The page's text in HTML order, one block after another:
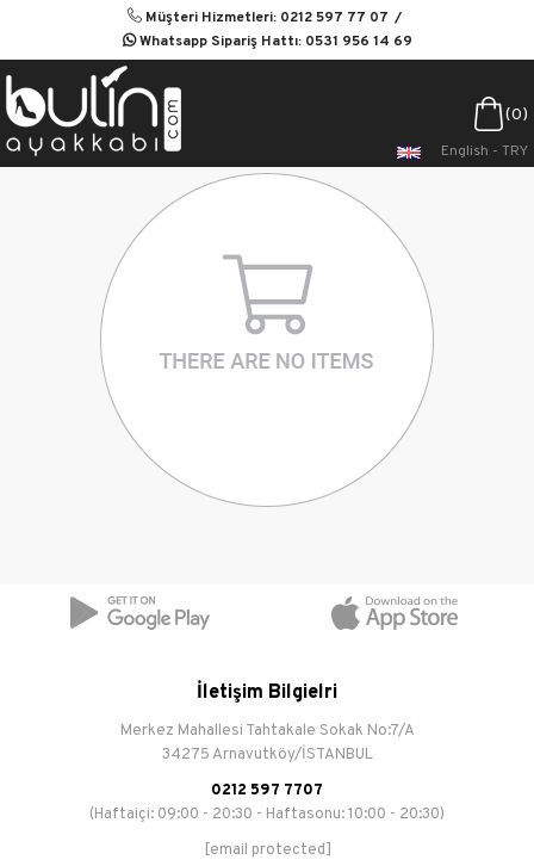
Müşteri Hizmetleri: 0212 597 77 07
Whatsapp Sipariş Hattı: 0531 956 14 69
0
English - TRY
İletişim Bilgielri
Merkez Mahallesi Tahtakale Sokak No:7/A
34275 Arnavutköy/İSTANBUL
0212 597 7707
(Haftaiçi: 09:00 - 20:30 - Haftasonu: 10:00 - 20:30)
[email protected]